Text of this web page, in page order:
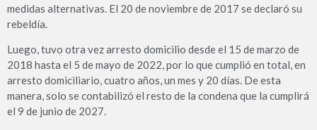
medidas alternativas. El 20 de noviembre de 2017 se declaró su
rebeldía.
Luego, tuvo otra vez arresto domicilio desde el 15 de marzo de
2018 hasta el 5 de mayo de 2022, por lo que cumplió en total, en
arresto domiciliario, cuatro años, un mes y 20 días. De esta
manera, solo se contabilizó el resto de la condena que la cumplirá
el 9 de junio de 2027.